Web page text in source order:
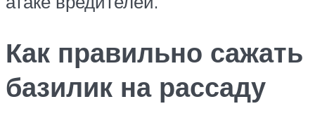
Как правильно сажать
базилик на рассаду